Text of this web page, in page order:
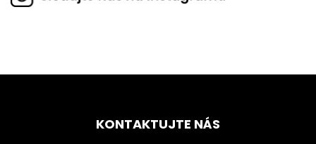
KONTAKTUJTE NÁS